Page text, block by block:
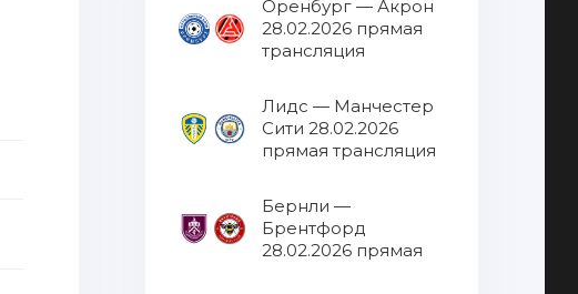
Оренбург — Акрон
28.02.2026 прямая
трансляция
Лидс — Манчестер
Сити 28.02.2026
прямая трансляция
Бернли —
Брентфорд
28.02.2026 прямая